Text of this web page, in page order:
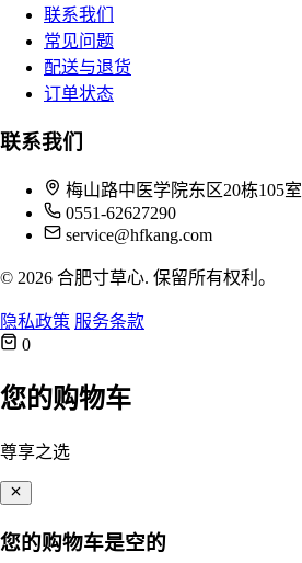
联系我们
常见问题
配送与退货
订单状态
联系我们
梅山路中医学院东区20栋105室
0551-62627290
service@hfkang.com
© 2026 合肥寸草心. 保留所有权利。
隐私政策 服务条款
0
您的购物车
尊享之选
您的购物车是空的